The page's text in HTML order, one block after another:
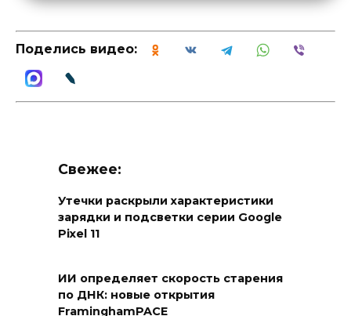
Поделись видео:
Свежее:
Утечки раскрыли характеристики
зарядки и подсветки серии Google
Pixel 11
ИИ определяет скорость старения
по ДНК: новые открытия
FraminghamPACE